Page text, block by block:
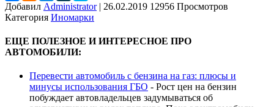
Добавил Administrator | 26.02.2019 12956 Просмотров
Категория Иномарки
ЕЩЕ ПОЛЕЗНОЕ И ИНТЕРЕСНОЕ ПРО
АВТОМОБИЛИ:
Перевести автомобиль с бензина на газ: плюсы и
минусы использования ГБО - Рост цен на бензин
побуждает автовладельцев задумываться об